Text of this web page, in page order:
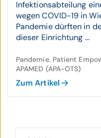
Infektionsabteilung
wegen COVID-19 in
Pandemie dürften in
dieser Einrichtung ...
Pandemie, Patient
APAMED (APA-OTS)
Zum Artikel